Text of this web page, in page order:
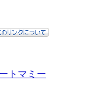
トマミー